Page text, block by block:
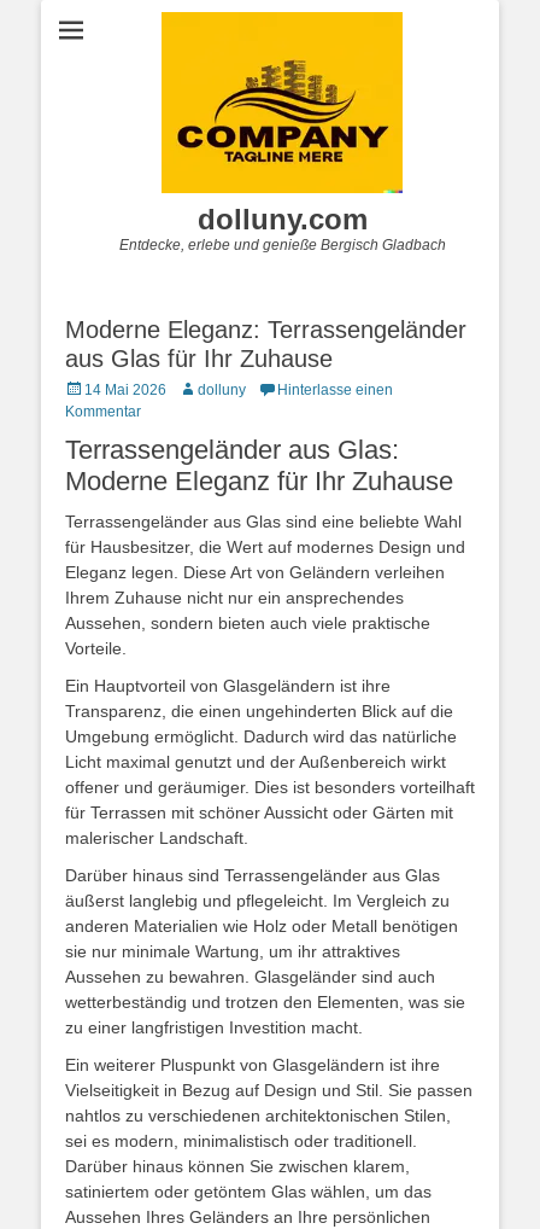
dolluny.com
Entdecke, erlebe und genieße Bergisch Gladbach
Moderne Eleganz: Terrassengeländer
aus Glas für Ihr Zuhause
Posted
on
14 Mai 2026 Autordolluny
Hinterlasse einen
Kommentar
Terrassengeländer aus Glas:
Moderne Eleganz für Ihr Zuhause
Terrassengeländer aus Glas sind eine beliebte Wahl
für Hausbesitzer, die Wert auf modernes Design und
Eleganz legen. Diese Art von Geländern verleihen
Ihrem Zuhause nicht nur ein ansprechendes
Aussehen, sondern bieten auch viele praktische
Vorteile.
Ein Hauptvorteil von Glasgeländern ist ihre
Transparenz, die einen ungehinderten Blick auf die
Umgebung ermöglicht. Dadurch wird das natürliche
Licht maximal genutzt und der Außenbereich wirkt
offener und geräumiger. Dies ist besonders vorteilhaft
für Terrassen mit schöner Aussicht oder Gärten mit
malerischer Landschaft.
Darüber hinaus sind Terrassengeländer aus Glas
äußerst langlebig und pflegeleicht. Im Vergleich zu
anderen Materialien wie Holz oder Metall benötigen
sie nur minimale Wartung, um ihr attraktives
Aussehen zu bewahren. Glasgeländer sind auch
wetterbeständig und trotzen den Elementen, was sie
zu einer langfristigen Investition macht.
Ein weiterer Pluspunkt von Glasgeländern ist ihre
Vielseitigkeit in Bezug auf Design und Stil. Sie passen
nahtlos zu verschiedenen architektonischen Stilen,
sei es modern, minimalistisch oder traditionell.
Darüber hinaus können Sie zwischen klarem,
satiniertem oder getöntem Glas wählen, um das
Aussehen Ihres Geländers an Ihre persönlichen